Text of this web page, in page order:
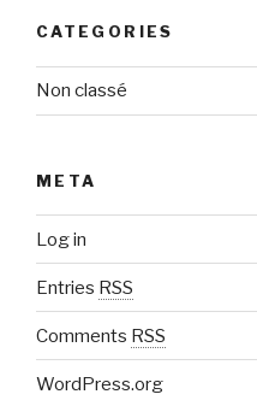
CATEGORIES
Non classé
META
Log in
Entries RSS
Comments RSS
WordPress.org